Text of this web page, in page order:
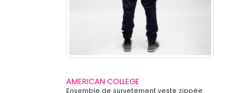
AMERICAN COLLEGE
Ensemble de survetement veste zippée